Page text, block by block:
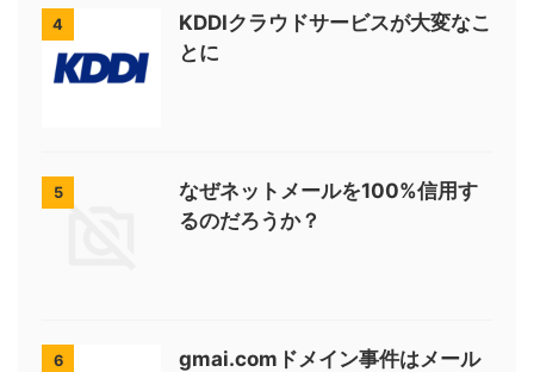
4
KDDIクラウドサービスが大変なこ
とに
5
なぜネットメールを100%信用す
るのだろうか？
6
gmai.comドメイン事件はメール